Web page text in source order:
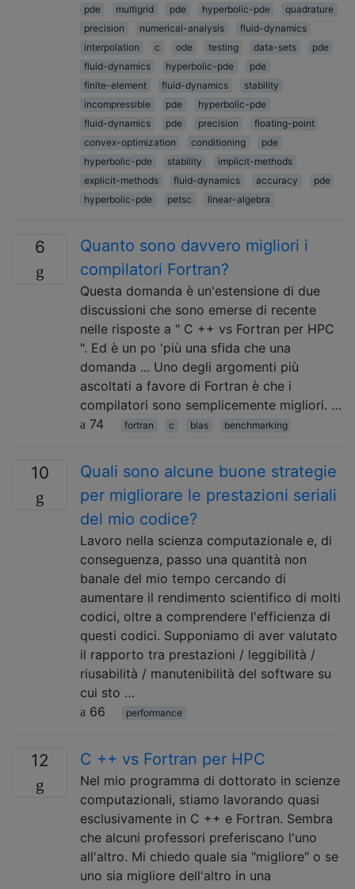
pde
multigrid pde hyperbolic-pde
quadrature
precision
numerical-analysis
fluid-dynamics
interpolation
c ode testing data-sets
pde
fluid-dynamics
hyperbolic-pde
pde
finite-element
fluid-dynamics
stability
incompressible
pde
hyperbolic-pde
fluid-dynamics
pde precision
floating-point
convex-optimization
conditioning
pde
hyperbolic-pde
stability
implicit-methods
explicit-methods
fluid-dynamics accuracy
pde
hyperbolic-pde
petsc linear-algebra
6
Quanto sono davvero migliori i
compilatori Fortran?
Questa domanda è un'estensione di due
discussioni che sono emerse di recente
nelle risposte a " C ++ vs Fortran per HPC
". Ed è un po 'più una sfida che una
domanda ... Uno degli argomenti più
ascoltati a favore di Fortran è che i
compilatori sono semplicemente migliori. …
74
fortran c blas benchmarking
10
Quali sono alcune buone strategie
per migliorare le prestazioni seriali
del mio codice?
Lavoro nella scienza computazionale e, di
conseguenza, passo una quantità non
banale del mio tempo cercando di
aumentare il rendimento scientifico di molti
codici, oltre a comprendere l'efficienza di
questi codici. Supponiamo di aver valutato
il rapporto tra prestazioni / leggibilità /
riusabilità / manutenibilità del software su
cui sto …
66
performance
12 C ++ vs Fortran per HPC
Nel mio programma di dottorato in scienze
computazionali, stiamo lavorando quasi
esclusivamente in C ++ e Fortran. Sembra
che alcuni professori preferiscano l'uno
all'altro. Mi chiedo quale sia "migliore" o se
uno sia migliore dell'altro in una